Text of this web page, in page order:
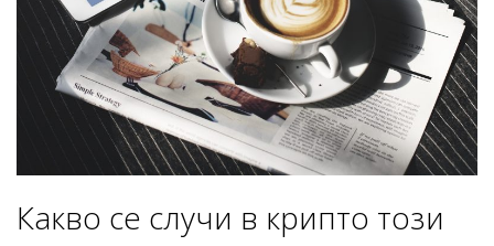
Какво се случи в крипто този